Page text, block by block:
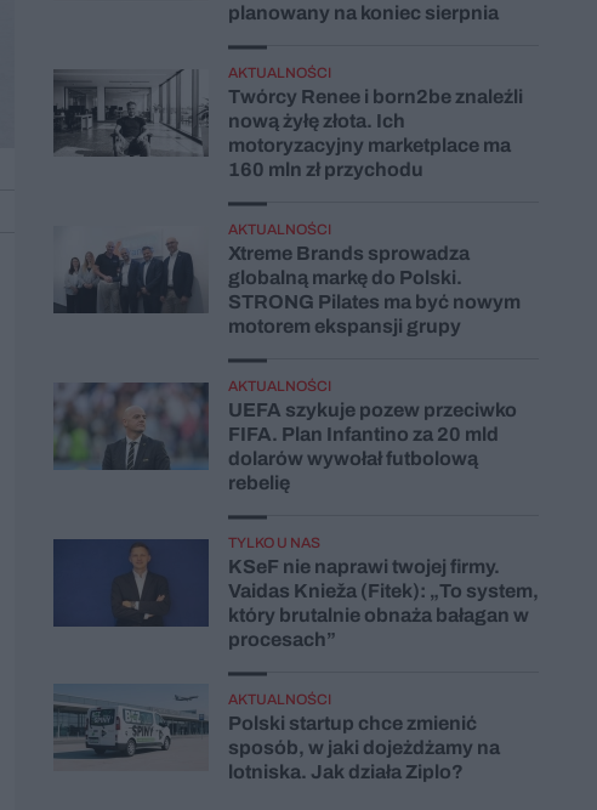
planowany na koniec sierpnia
AKTUALNOŚCI
Twórcy Renee i born2be znaleźli
nową żyłę złota. Ich
motoryzacyjny marketplace ma
160 mln zł przychodu
AKTUALNOŚCI
Xtreme Brands sprowadza
globalną markę do Polski.
STRONG Pilates ma być nowym
motorem ekspansji grupy
AKTUALNOŚCI
UEFA szykuje pozew przeciwko
FIFA. Plan Infantino za 20 mld
dolarów wywołał futbolową
rebelię
TYLKO U NAS
KSeF nie naprawi twojej firmy.
Vaidas Knieža (Fitek): „To system,
który brutalnie obnaża bałagan w
procesach”
AKTUALNOŚCI
Polski startup chce zmienić
sposób, w jaki dojeżdżamy na
lotniska. Jak działa Ziplo?